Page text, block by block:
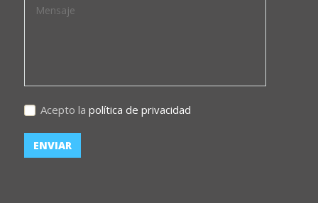
Acepto la política de privacidad